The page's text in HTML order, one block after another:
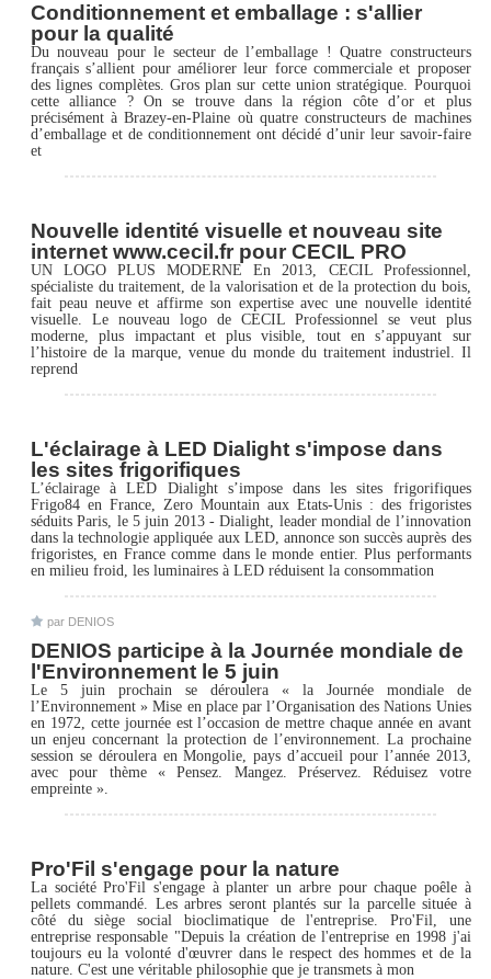
Conditionnement et emballage : s'allier
pour la qualité
Du nouveau pour le secteur de l’emballage ! Quatre constructeurs
français s’allient pour améliorer leur force commerciale et proposer
des lignes complètes. Gros plan sur cette union stratégique. Pourquoi
cette alliance ? On se trouve dans la région côte d’or et plus
précisément à Brazey-en-Plaine où quatre constructeurs de machines
d’emballage et de conditionnement ont décidé d’unir leur savoir-faire
et
Nouvelle identité visuelle et nouveau site
internet www.cecil.fr pour CECIL PRO
UN LOGO PLUS MODERNE En 2013, CECIL Professionnel,
spécialiste du traitement, de la valorisation et de la protection du bois,
fait peau neuve et affirme son expertise avec une nouvelle identité
visuelle. Le nouveau logo de CECIL Professionnel se veut plus
moderne, plus impactant et plus visible, tout en s’appuyant sur
l’histoire de la marque, venue du monde du traitement industriel. Il
reprend
L'éclairage à LED Dialight s'impose dans
les sites frigorifiques
L’éclairage à LED Dialight s’impose dans les sites frigorifiques
Frigo84 en France, Zero Mountain aux Etats-Unis : des frigoristes
séduits Paris, le 5 juin 2013 - Dialight, leader mondial de l’innovation
dans la technologie appliquée aux LED, annonce son succès auprès des
frigoristes, en France comme dans le monde entier. Plus performants
en milieu froid, les luminaires à LED réduisent la consommation
par DENIOS
DENIOS participe à la Journée mondiale de
l'Environnement le 5 juin
Le 5 juin prochain se déroulera « la Journée mondiale de
l’Environnement » Mise en place par l’Organisation des Nations Unies
en 1972, cette journée est l’occasion de mettre chaque année en avant
un enjeu concernant la protection de l’environnement. La prochaine
session se déroulera en Mongolie, pays d’accueil pour l’année 2013,
avec pour thème « Pensez. Mangez. Préservez. Réduisez votre
empreinte ».
Pro'Fil s'engage pour la nature
La société Pro'Fil s'engage à planter un arbre pour chaque poêle à
pellets commandé. Les arbres seront plantés sur la parcelle située à
côté du siège social bioclimatique de l'entreprise. Pro'Fil, une
entreprise responsable "Depuis la création de l'entreprise en 1998 j'ai
toujours eu la volonté d'œuvrer dans le respect des hommes et de la
nature. C'est une véritable philosophie que je transmets à mon